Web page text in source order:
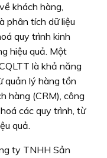
khách hàng,
phân tích dữ liệu
quy trình kinh
hiệu quả. Một
là khả năng
quản lý hàng tồn
hàng (CRM), công
các quy trình, từ
quả.
ty TNHH Sản